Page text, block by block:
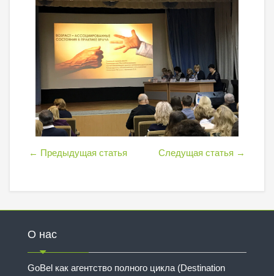
← Предыдущая статья Следущая статья →
О нас
GoBel как агентство полного цикла (Destination